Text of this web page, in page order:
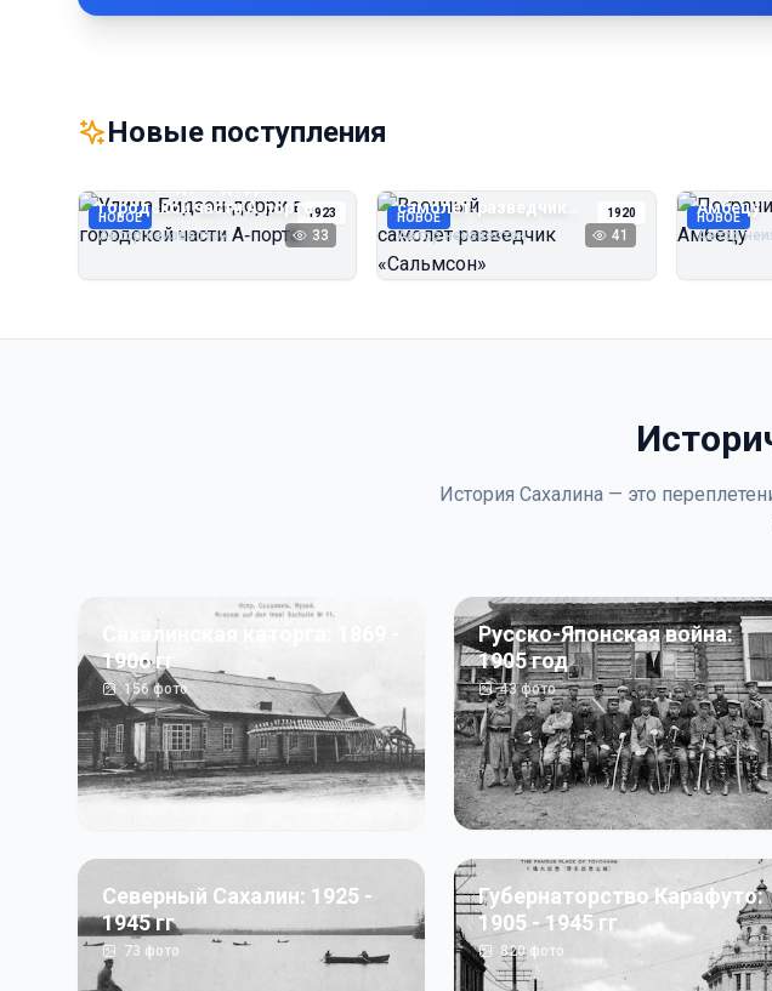
Новые поступления
НОВОЕ 1923
Улица Бидзэн‑дорри в
городской части А‑порта
Автор неизвестен 33
НОВОЕ 1920
Военный
самолёт‑разведчик
«Сальмсон»
Автор неизвестен 41
НОВОЕ
Амбецу
Автор
История Сахалина — это
Сахалинская каторга: 1869 -
1906 гг
156фото
Русско-Японская война:
1905 год
43фото
Северный Сахалин: 1925 -
1945 гг
73 фото
Губернаторство Карафуто:
1905 - 1945 гг
820фото